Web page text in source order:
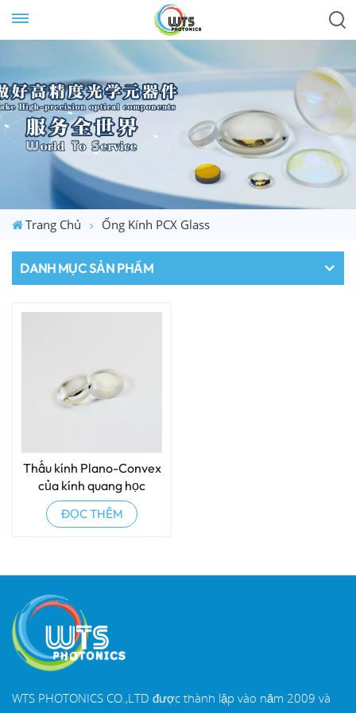
Trang Chủ Ống Kính PCX Glass
DANH MỤC SẢN PHẨM
Thấu kính Plano-Convex
của kính quang học
ĐỌC THÊM
WTS PHOTONICS CO.,LTD được thành lập vào năm 2009 và